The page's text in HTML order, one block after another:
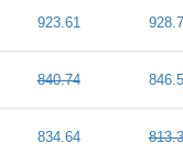
923.61
840.74
834.64